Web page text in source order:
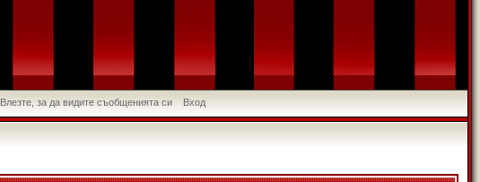
Влезте, за да видите съобщенията си Вход